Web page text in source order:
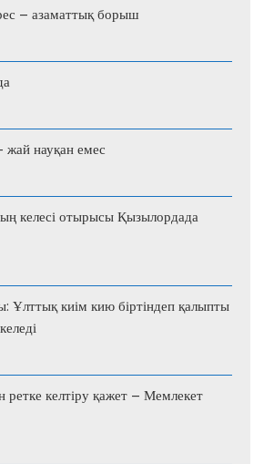
– азаматтық борыш
жай науқан емес
келесі отырысы Қызылордада
Ұлттық киім кию біртіндеп қалыпты
ретке келтіру қажет – Мемлекет